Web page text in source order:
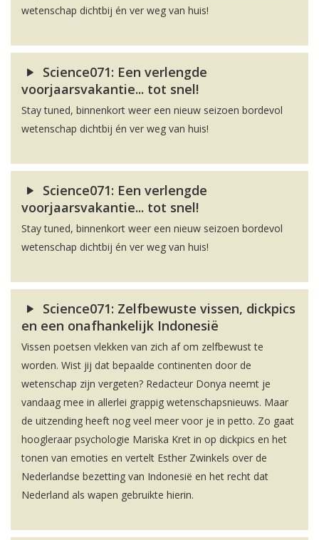
wetenschap dichtbij én ver weg van huis!
Science071: Een verlengde
voorjaarsvakantie... tot snel!
Stay tuned, binnenkort weer een nieuw seizoen bordevol
wetenschap dichtbij én ver weg van huis!
Science071: Een verlengde
voorjaarsvakantie... tot snel!
Stay tuned, binnenkort weer een nieuw seizoen bordevol
wetenschap dichtbij én ver weg van huis!
Science071: Zelfbewuste vissen, dickpics
en een onafhankelijk Indonesië
Vissen poetsen vlekken van zich af om zelfbewust te
worden. Wist jij dat bepaalde continenten door de
wetenschap zijn vergeten? Redacteur Donya neemt je
vandaag mee in allerlei grappig wetenschapsnieuws. Maar
de uitzending heeft nog veel meer voor je in petto. Zo gaat
hoogleraar psychologie Mariska Kret in op dickpics en het
tonen van emoties en vertelt Esther Zwinkels over de
Nederlandse bezetting van Indonesië en het recht dat
Nederland als wapen gebruikte hierin.